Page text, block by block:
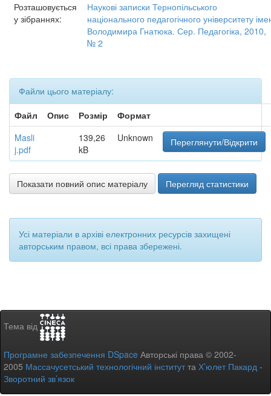
Розташовується
у зібраннях:
Наукові записки Тернопільського
національного педагогічного університету
Володимира Гнатюка. Сер. Педагогіка, 2010,
№ 2
Файли цього матеріалу:
Файл
Опис Розмір
Формат
Masli
j.pdf
139,26
kB
Unknown Переглянути/Відкрити
Показати повний опис матеріалу Перегляд статистики
Усі матеріали в архіві електронних ресурсів захищені
авторським правом, всі права збережені.
Тема від
Програмне забезпечення DSpace Авторські права © 2002-
2005 Массачусетський технологічний інститутта Х’юлет Пакард -
Зворотний зв’язок